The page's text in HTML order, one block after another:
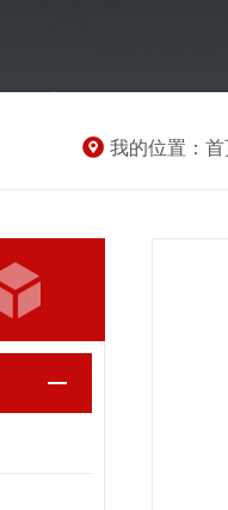
我的位置： 首